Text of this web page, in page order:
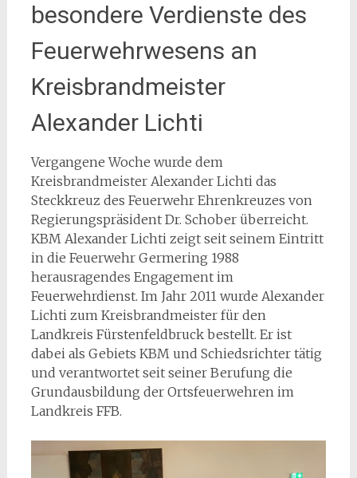
besondere Verdienste des
Feuerwehrwesens an
Kreisbrandmeister
Alexander Lichti
Vergangene Woche wurde dem
Kreisbrandmeister Alexander Lichti das
Steckkreuz des Feuerwehr Ehrenkreuzes von
Regierungspräsident Dr. Schober überreicht.
KBM Alexander Lichti zeigt seit seinem Eintritt
in die Feuerwehr Germering 1988
herausragendes Engagement im
Feuerwehrdienst. Im Jahr 2011 wurde Alexander
Lichti zum Kreisbrandmeister für den
Landkreis Fürstenfeldbruck bestellt. Er ist
dabei als Gebiets KBM und Schiedsrichter tätig
und verantwortet seit seiner Berufung die
Grundausbildung der Ortsfeuerwehren im
Landkreis FFB.